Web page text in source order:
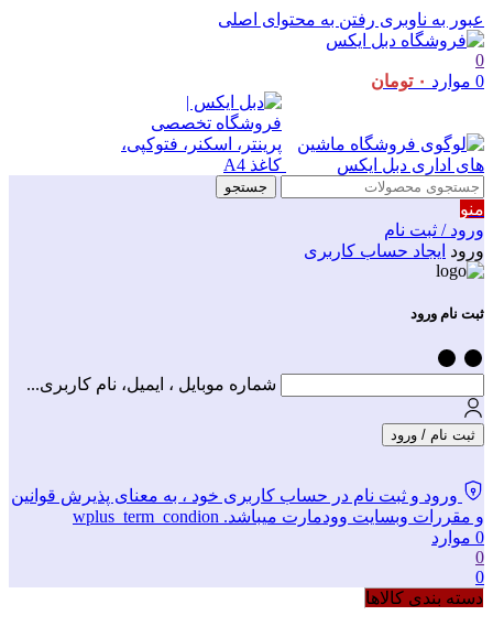
عبور به ناوبری رفتن به محتوای اصلی
0
0 موارد ۰ تومان
جستجو
منو
ورود / ثبت نام
ورود ایجاد حساب کاربری
ثبت نام ورود
شماره موبایل ، ایمیل، نام کاربری...
ثبت نام / ورود
ورود و ثبت نام در حساب کاربری خود ، به معنای پذیرش قوانین
و مقررات وبسایت وودمارت میباشد. wplus_term_condion
0 موارد
0
0
دسته بندی کالاها